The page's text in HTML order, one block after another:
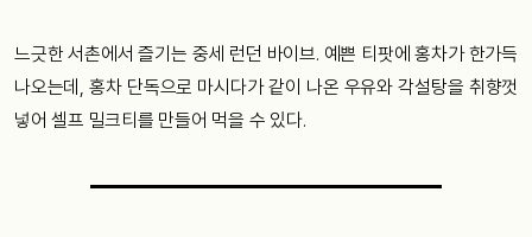
느긋한 서촌에서 즐기는 중세 런던 바이브. 예쁜 티팟에 홍차가 한가득
나오는데, 홍차 단독으로 마시다가 같이 나온 우유와 각설탕을 취향껏
넣어 셀프 밀크티를 만들어 먹을 수 있다.